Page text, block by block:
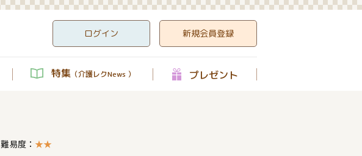
ログイン 新規会員登録
特集 （介護レクNews ） プレゼント
難易度： ★★